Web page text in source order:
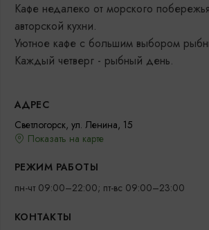
Кафе недалеко от морского
авторской кухни.
Уютное кафе с большим выбором
Каждый четверг - рыбный день.
АДРЕС
Светлогорск, ул. Ленина, 15
Показать на карте
РЕЖИМ РАБОТЫ
пн-чт 09:00–22:00; пт-вс 09:00–23:00
КОНТАКТЫ